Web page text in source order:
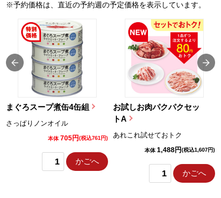
※予約価格は、直近の予約週の予定価格を表示しています。
まぐろスープ煮缶4缶組
さっぱりノンオイル
本体 705円(税込761円)
かごへ
お試しお肉パクパクセッ
トA
あれこれ試せておトク
本体 1,488円(税込1,607円)
かごへ